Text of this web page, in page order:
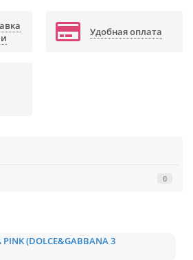
Удобная оплата
0
(DOLCE&GABBANA 3